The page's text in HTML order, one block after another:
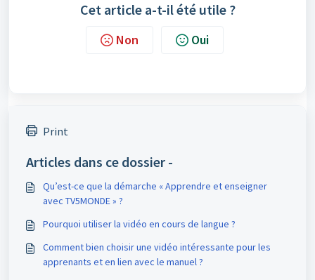
Cet article a-t-il été utile ?
Non Oui
Print
Articles dans ce dossier -
Qu’est-ce que la démarche « Apprendre et enseigner
avec TV5MONDE » ?
Pourquoi utiliser la vidéo en cours de langue ?
Comment bien choisir une vidéo intéressante pour les
apprenants et en lien avec le manuel ?